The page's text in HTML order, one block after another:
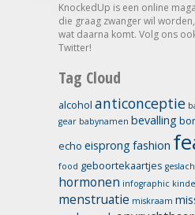
KnockedUp is een online
die graag zwanger wil
wat daarna komt. Volg ons
Twitter!
Tag Cloud
alcohol anticonceptie
gear babynamen bevalling
echo eisprong fashion
food geboortekaartjes
hormonen infographic
menstruatie miskraam